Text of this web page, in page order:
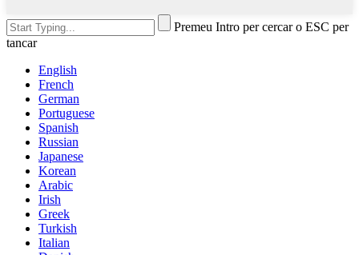
Premeu Intro per cercar o ESC per
tancar
English
French
German
Portuguese
Spanish
Russian
Japanese
Korean
Arabic
Irish
Greek
Turkish
Italian